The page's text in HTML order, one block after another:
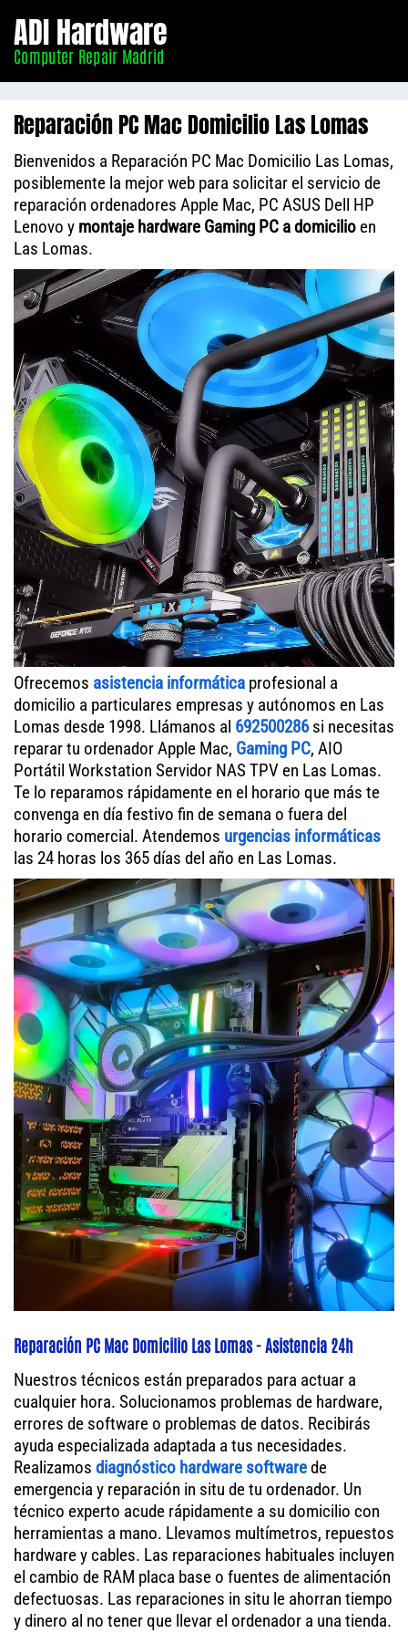
Madrid
ADI Hardware
Computer Repair Madrid
Reparación PC Mac Domicilio Las Lomas
Bienvenidos a Reparación PC Mac Domicilio Las Lomas,
posiblemente la mejor web para solicitar el servicio de
reparación ordenadores Apple Mac, PC ASUS Dell HP
Lenovo y montaje hardware Gaming PC a domicilio en
Las Lomas.
Ofrecemos asistencia informática profesional a
domicilio a particulares empresas y autónomos en Las
Lomas desde 1998. Llámanos al 692500286si necesitas
reparar tu ordenador Apple Mac, Gaming PC, AIO
Portátil Workstation Servidor NAS TPV en Las Lomas.
Te lo reparamos rápidamente en el horario que más te
convenga en día festivo fin de semana o fuera del
horario comercial. Atendemos urgencias informáticas
las 24 horas los 365 días del año en Las Lomas.
Reparación PC Mac Domicilio Las Lomas - Asistencia 24h
Nuestros técnicos están preparados para actuar a
cualquier hora. Solucionamos problemas de hardware,
errores de software o problemas de datos. Recibirás
ayuda especializada adaptada a tus necesidades.
Realizamos diagnóstico hardware softwarede
emergencia y reparación in situ de tu ordenador. Un
técnico experto acude rápidamente a su domicilio con
herramientas a mano. Llevamos multímetros, repuestos
hardware y cables. Las reparaciones habituales incluyen
el cambio de RAM placa base o fuentes de alimentación
defectuosas. Las reparaciones in situ le ahorran tiempo
y dinero al no tener que llevar el ordenador a una tienda.